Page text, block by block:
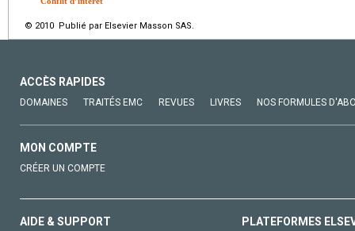
© 2010 Publié par Elsevier Masson SAS.
ACCÈS RAPIDES
DOMAINES TRAITÉS EMC REVUES LIVRES NOS FORMULES
MON COMPTE
CRÉER UN COMPTE
AIDE & SUPPORT PLATEFORMES